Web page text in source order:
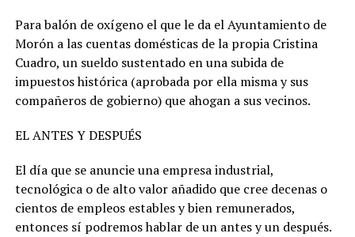
Para balón de oxígeno el que le da el Ayuntamiento de
Morón a las cuentas domésticas de la propia Cristina
Cuadro, un sueldo sustentado en una subida de
impuestos histórica (aprobada por ella misma y sus
compañeros de gobierno) que ahogan a sus vecinos.
EL ANTES Y DESPUÉS
El día que se anuncie una empresa industrial,
tecnológica o de alto valor añadido que cree decenas o
cientos de empleos estables y bien remunerados,
entonces sí podremos hablar de un antes y un después.